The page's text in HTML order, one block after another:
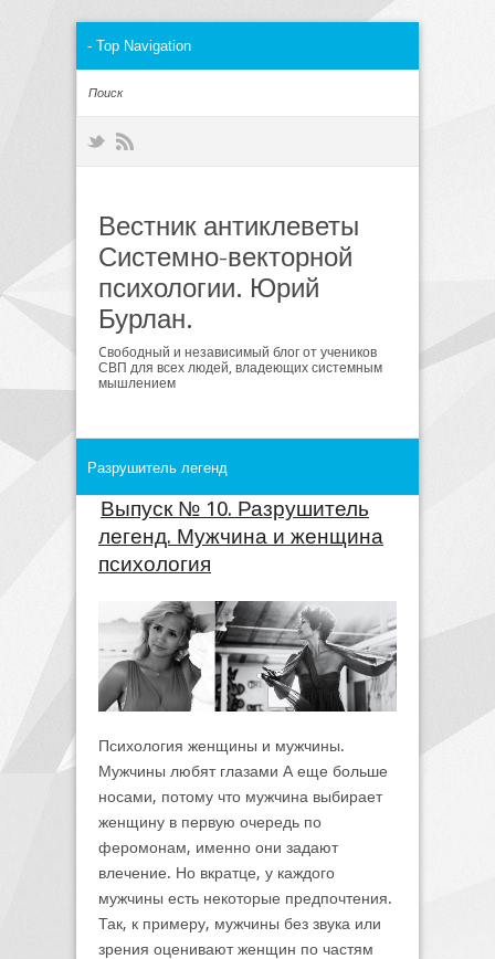
Вестник антиклеветы
Системно-векторной
психологии. Юрий
Бурлан.
Cвободный и независимый блог от учеников
СВП для всех людей, владеющих системным
мышлением
Выпуск № 10. Разрушитель
легенд. Мужчина и женщина
психология
Психология женщины и мужчины.
Мужчины любят глазами А еще больше
носами, потому что мужчина выбирает
женщину в первую очередь по
феромонам, именно они задают
влечение. Но вкратце, у каждого
мужчины есть некоторые предпочтения.
Так, к примеру, мужчины без звука или
зрения оценивают женщин по частям